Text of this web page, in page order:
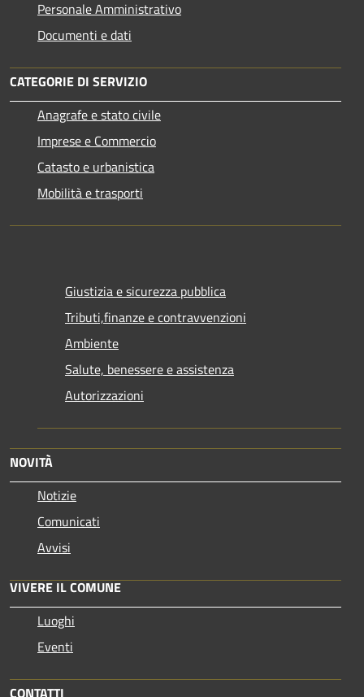
Personale Amministrativo
Documenti e dati
CATEGORIE DI SERVIZIO
Anagrafe e stato civile
Imprese e Commercio
Catasto e urbanistica
Mobilità e trasporti
Giustizia e sicurezza pubblica
Tributi,finanze e contravvenzioni
Ambiente
Salute, benessere e assistenza
Autorizzazioni
NOVITÀ
Notizie
Comunicati
Avvisi
VIVERE IL COMUNE
Luoghi
Eventi